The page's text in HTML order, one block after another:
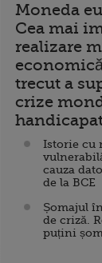
Moneda
Cea mai
realizare
trecut a
crize
Istorie cu
cauza
de la BCE
Șomajul
de criză.
puțini